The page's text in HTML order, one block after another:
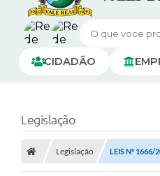
O que voce
CIDADÃO
Legislação
Legislação LEIS Nº 1666/